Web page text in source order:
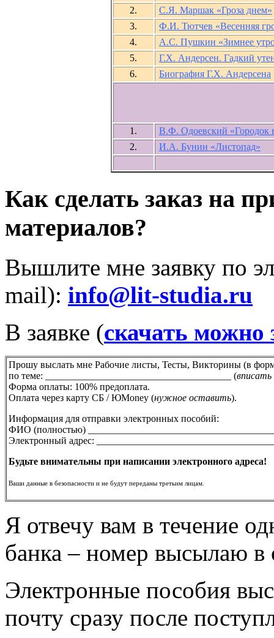
2.
С.Я. Маршак «Гроза днем»
3.
Ф.И. Тютчев «Весенняя
4.
А.С. Пушкин «Зимнее
5.
Г.Х. Андерсен. Гадкий
6.
Биография Г.Х. Андерсена
1.
В.Ф. Одоевский «Городок
2.
И.А. Бунин «Листопад»
Как сделать заказ на
материалов?
Вышлите мне заявку по
mail): info@lit-studia.ru
В заявке (скачать можно
Прошу выслать мне Рабочие листы, Тесты, Викторины (в
по теме: ______________________________________ (
Форма оплаты: 100% предоплата.
Оплата через карту СБ / ЮMoney (нужное оставить).
Информация для отправки электронных пособий:
ФИО (полностью)
Электронный адрес:
Будьте внимательны при написании электронного адреса!
Ваши данные в безопасности и не будут переданы третьим лицам.
Я отвечу вам в течение
банка – номер высылаю в
Электронные пособия
почту сразу после